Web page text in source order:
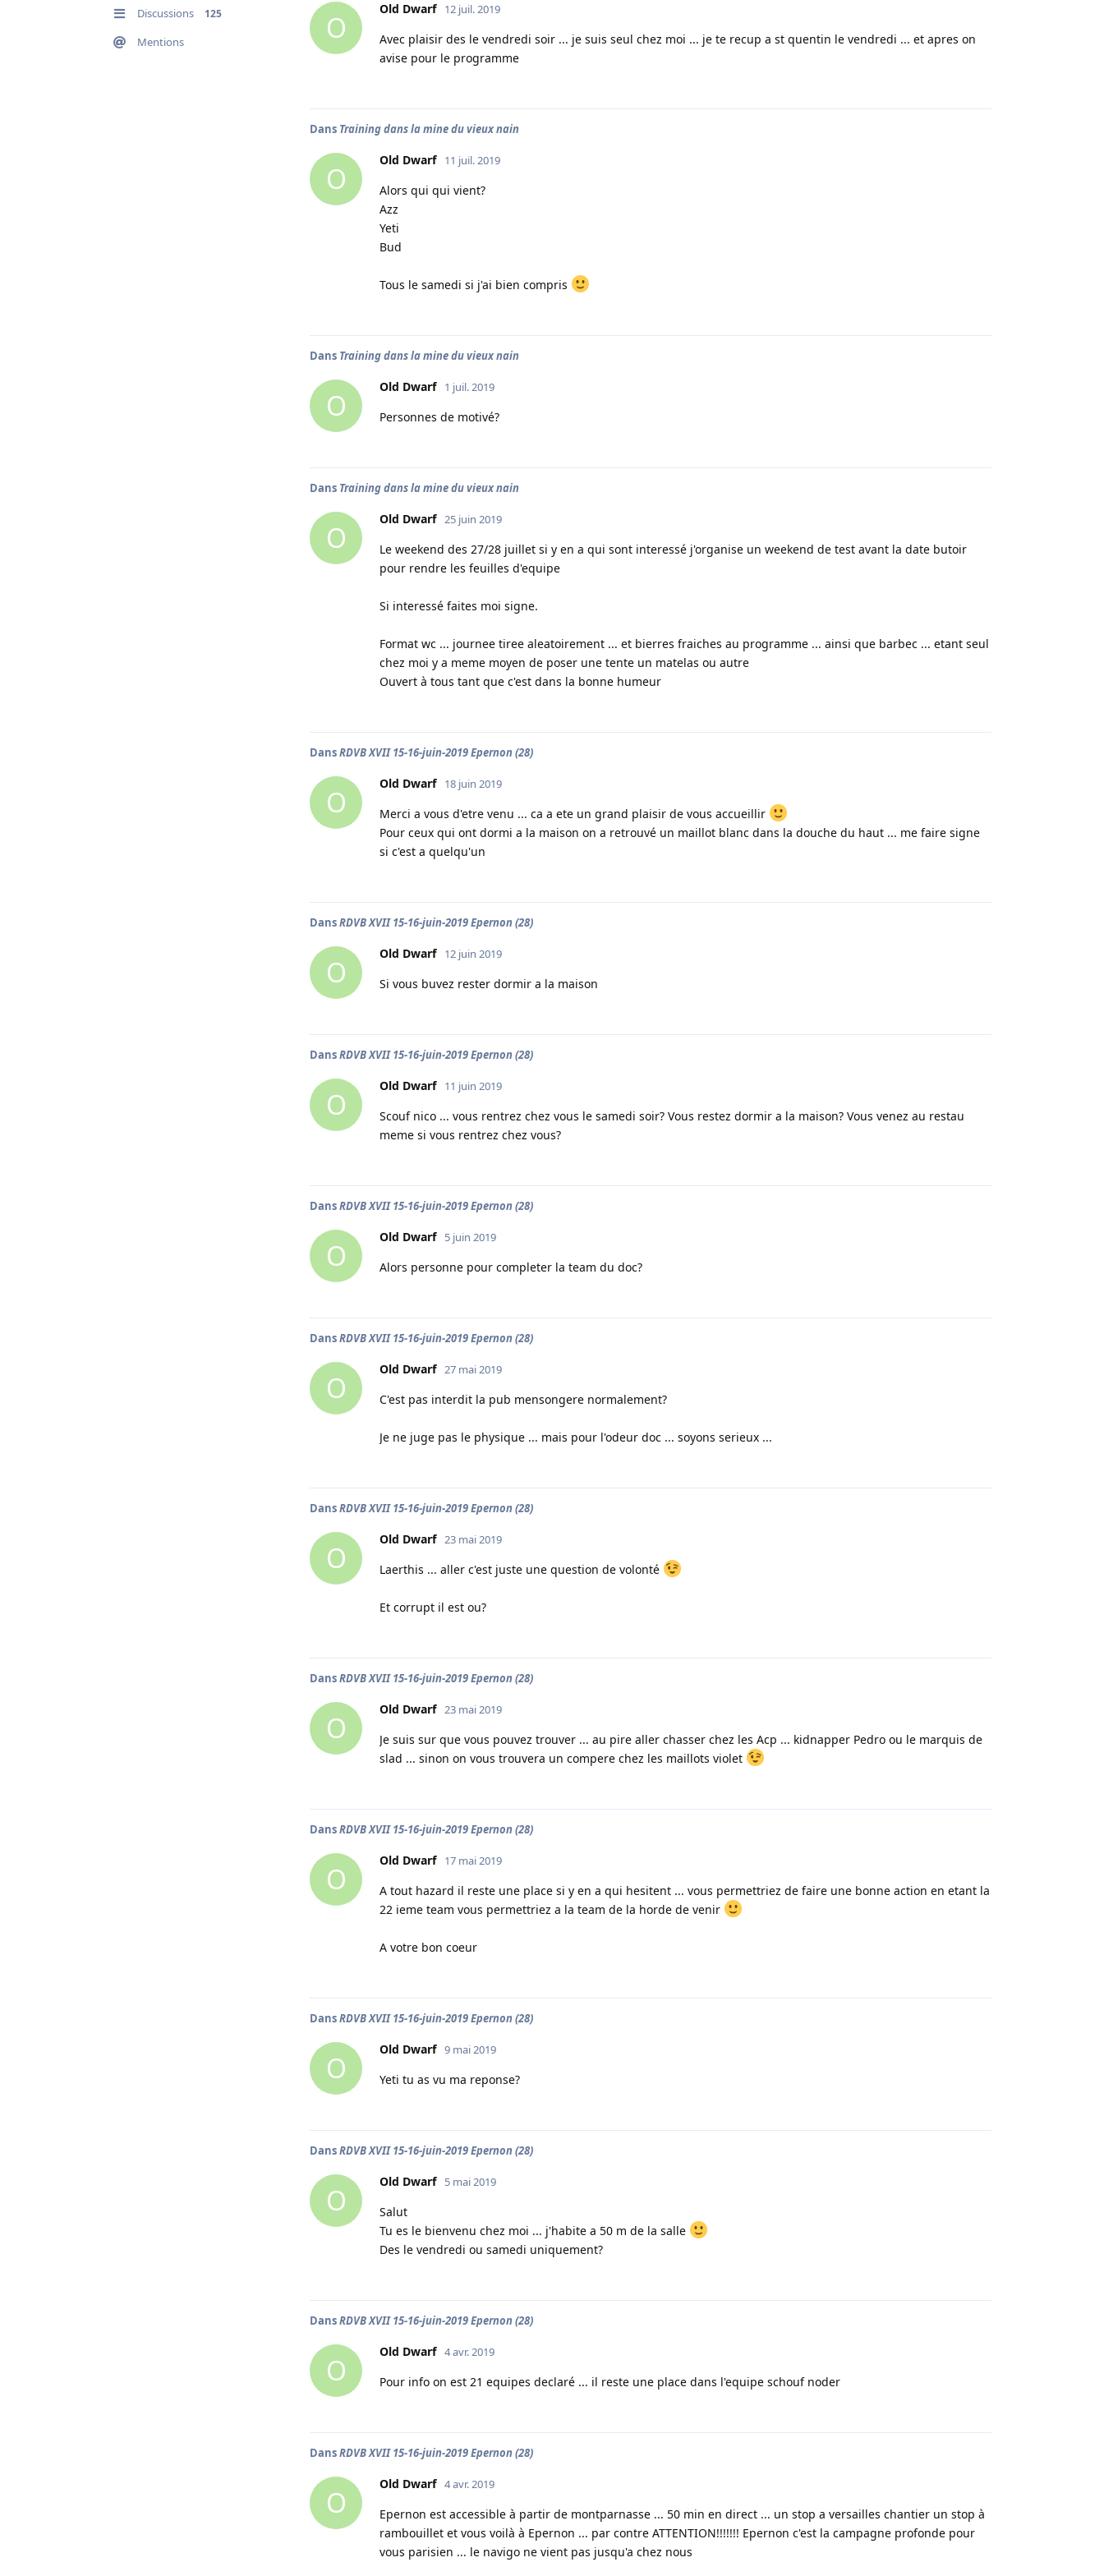
Discussions 125
Mentions O
Old Dwarf 12 juil. 2019
Avec plaisir des le vendredi soir ... je suis seul chez moi ... je te recup a st quentin le vendredi ... et apres on
avise pour le programme
Dans Training dans la mine du vieux nain
O
Old Dwarf 11 juil. 2019
Alors qui qui vient?
Azz
Yeti
Bud
Tous le samedi si j'ai bien compris
Dans Training dans la mine du vieux nain
O
Old Dwarf 1 juil. 2019
Personnes de motivé?
Dans Training dans la mine du vieux nain
O
Old Dwarf 25 juin 2019
Le weekend des 27/28 juillet si y en a qui sont interessé j'organise un weekend de test avant la date butoir
pour rendre les feuilles d'equipe
Si interessé faites moi signe.
Format wc ... journee tiree aleatoirement ... et bierres fraiches au programme ... ainsi que barbec ... etant seul
chez moi y a meme moyen de poser une tente un matelas ou autre
Ouvert à tous tant que c'est dans la bonne humeur
DansRDVB XVII 15-16-juin-2019 Epernon (28)
O
Old Dwarf 18 juin 2019
Merci a vous d'etre venu ... ca a ete un grand plaisir de vous accueillir
Pour ceux qui ont dormi a la maison on a retrouvé un maillot blanc dans la douche du haut ... me faire signe
si c'est a quelqu'un
DansRDVB XVII 15-16-juin-2019 Epernon (28)
O
Old Dwarf 12 juin 2019
Si vous buvez rester dormir a la maison
DansRDVB XVII 15-16-juin-2019 Epernon (28)
O
Old Dwarf 11 juin 2019
Scouf nico ... vous rentrez chez vous le samedi soir? Vous restez dormir a la maison? Vous venez au restau
meme si vous rentrez chez vous?
DansRDVB XVII 15-16-juin-2019 Epernon (28)
O
Old Dwarf 5 juin 2019
Alors personne pour completer la team du doc?
DansRDVB XVII 15-16-juin-2019 Epernon (28)
O
Old Dwarf 27 mai 2019
C'est pas interdit la pub mensongere normalement?
Je ne juge pas le physique ... mais pour l'odeur doc ... soyons serieux ...
DansRDVB XVII 15-16-juin-2019 Epernon (28)
O
Old Dwarf 23 mai 2019
Laerthis ... aller c'est juste une question de volonté
Et corrupt il est ou?
DansRDVB XVII 15-16-juin-2019 Epernon (28)
O
Old Dwarf 23 mai 2019
Je suis sur que vous pouvez trouver ... au pire aller chasser chez les Acp ... kidnapper Pedro ou le marquis de
slad ... sinon on vous trouvera un compere chez les maillots violet
DansRDVB XVII 15-16-juin-2019 Epernon (28)
O
Old Dwarf 17 mai 2019
A tout hazard il reste une place si y en a qui hesitent ... vous permettriez de faire une bonne action en etant la
22 ieme team vous permettriez a la team de la horde de venir
A votre bon coeur
DansRDVB XVII 15-16-juin-2019 Epernon (28)
O
Old Dwarf 9 mai 2019
Yeti tu as vu ma reponse?
DansRDVB XVII 15-16-juin-2019 Epernon (28)
O
Old Dwarf 5 mai 2019
Salut
Tu es le bienvenu chez moi ... j'habite a 50 m de la salle
Des le vendredi ou samedi uniquement?
DansRDVB XVII 15-16-juin-2019 Epernon (28)
O
Old Dwarf 4 avr. 2019
Pour info on est 21 equipes declaré ... il reste une place dans l'equipe schouf noder
DansRDVB XVII 15-16-juin-2019 Epernon (28)
O
Old Dwarf 4 avr. 2019
Epernon est accessible à partir de montparnasse ... 50 min en direct ... un stop a versailles chantier un stop à
rambouillet et vous voilà à Epernon ... par contre ATTENTION!!!!!!! Epernon c'est la campagne profonde pour
vous parisien ... le navigo ne vient pas jusqu'a chez nous